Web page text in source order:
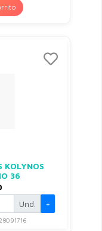
KOLYNOS
36
Und. +